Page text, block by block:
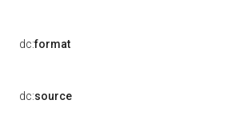
dc:format
dc:source